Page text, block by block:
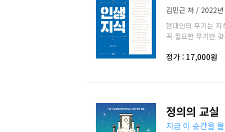
김민근 저 / 2022
현대인의 무기는 지
꼭 필요한 무기만
정가 : 17,000원
정의의 교실
지금 이 순간을